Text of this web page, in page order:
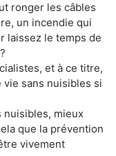
ronger les câbles
un incendie qui
laissez le temps de
et à ce titre,
sans nuisibles si
nuisibles, mieux
que la prévention
vivement